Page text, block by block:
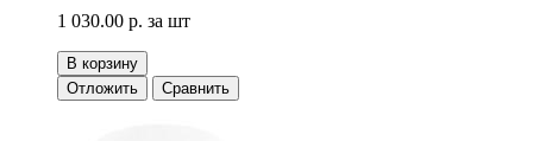
1 030.00 р. за шт
В корзину
Отложить
Сравнить